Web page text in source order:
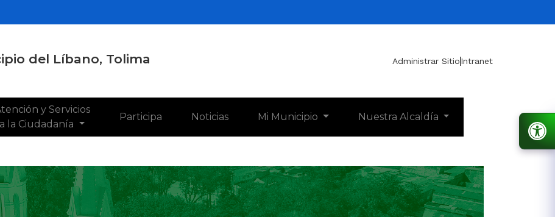
del Líbano, Tolima Administrar SitioIntranet
y Servicios
a la Ciudadanía
Participa Noticias Mi Municipio Nuestra Alcaldía